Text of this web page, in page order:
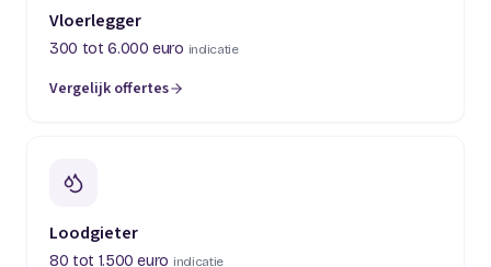
Vloerlegger
300 tot 6.000 euro indicatie
Vergelijk offertes
(opent in een nieuw tabblad)
Loodgieter
80 tot 1.500 euro indicatie